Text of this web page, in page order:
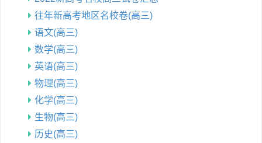
往年新高考地区名校卷(高三)
语文(高三)
数学(高三)
英语(高三)
物理(高三)
化学(高三)
生物(高三)
历史(高三)